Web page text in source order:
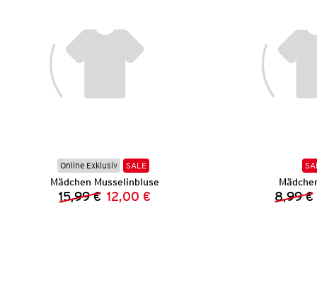
Online Exklusiv SALE
Mädchen Musselinbluse
Vorheriger Preis:
15,99 € Neuer Preis:
12,00 € 8,99 €